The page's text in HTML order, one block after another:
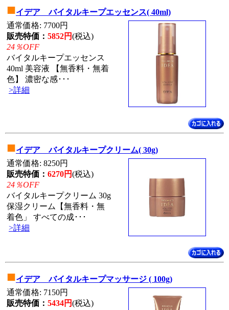
■イデア バイタルキープエッセンス( 40ml)
通常価格: 7700円
販売特価： 5852円(税込)
24％OFF
バイタルキープエッセンス
40ml 美容液 【無香料・無着
色】 濃密な感･･･
>詳細
■イデア バイタルキープクリーム( 30g)
通常価格: 8250円
販売特価： 6270円(税込)
24％OFF
バイタルキープクリーム 30g
保湿クリーム【無香料・無
着色」 すべての成･･･
>詳細
■イデア バイタルキープマッサージ ( 100g)
通常価格: 7150円
販売特価： 5434円(税込)